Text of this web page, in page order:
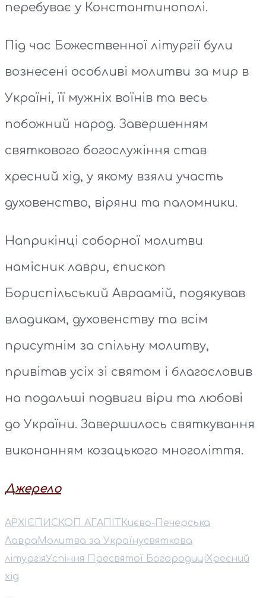
перебуває у Константинополі.
Під час Божественної літургії були
вознесені особливі молитви за мир в
Україні, її мужніх воїнів та весь
побожний народ. Завершенням
святкового богослужіння став
хресний хід, у якому взяли участь
духовенство, віряни та паломники.
Наприкінці соборної молитви
намісник лаври, єпископ
Бориспільський Авраамій, подякував
владикам, духовенству та всім
присутнім за спільну молитву,
привітав усіх зі святом і благословив
на подальші подвиги віри та любові
до України. Завершилось святкування
виконанням козацького многоліття.
Джерело
АРХІЄПИСКОП АГАПІТ
Києво-Печерська
Лавра Молитва за Українусвяткова
літургіяУспіння Пресвятої БогородиціХресний
хід